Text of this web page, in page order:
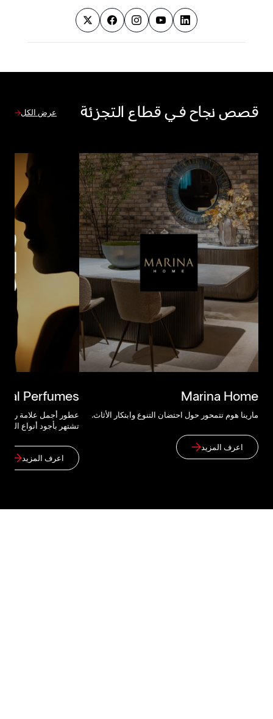
قصص نجاح في قطاع التجزئة عرض الكل
Marina Home
مارينا هوم تتمحور حول احتضان التنوع وابتكار الأثاث.
اعرف المزيد
Perfumes
عطور أجمل علامة
تشتهر بأجود أنواع العود.
اعرف المزيد